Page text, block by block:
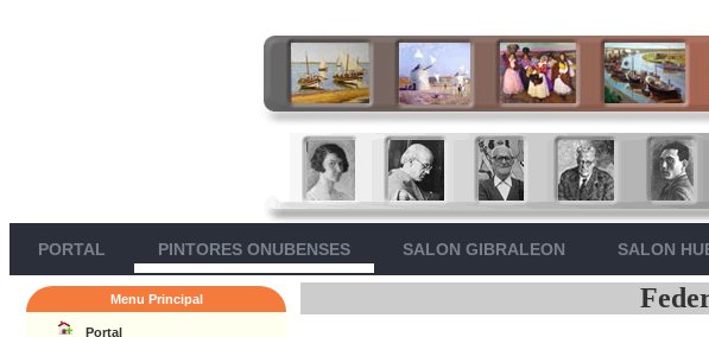
PORTAL PINTORES ONUBENSES SALON GIBRALEON SALON
Menu Principal
Portal